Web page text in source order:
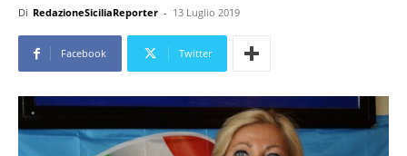
Di RedazioneSiciliaReporter - 13 Luglio 2019
Facebook Twitter